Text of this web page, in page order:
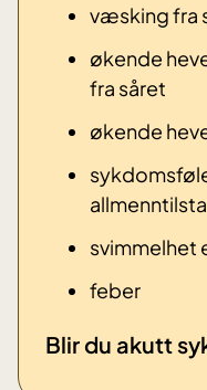
væsking fra
økende
fra såret
økende
svimmelhet
​feber
​Blir du akutt